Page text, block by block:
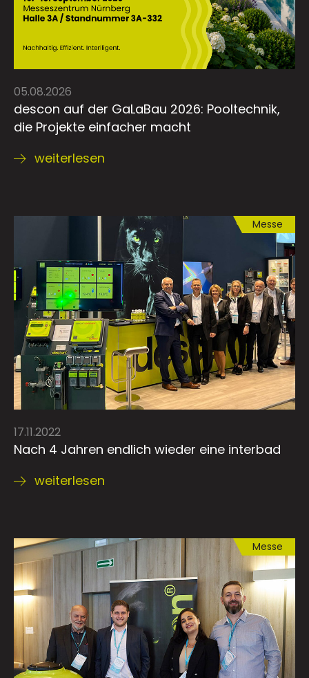
05.08.2026
descon auf der GaLaBau 2026: Pooltechnik,
die Projekte einfacher macht
weiterlesen
Messe
17.11.2022
Nach 4 Jahren endlich wieder eine interbad
weiterlesen
Messe